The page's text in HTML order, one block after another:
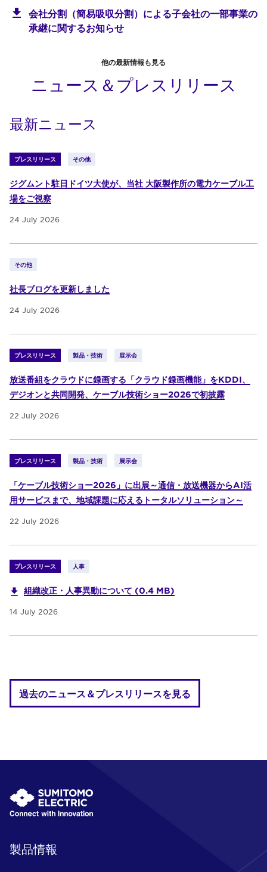
会社分割（簡易吸収分割）による子会社の一部事業の
承継に関するお知らせ
他の最新情報も見る
ニュース＆プレスリリース
最新ニュース
プレスリリース その他
ジグムント駐日ドイツ大使が、当社 大阪製作所の電力ケーブル工
場をご視察
24 July 2026
その他
社長ブログを更新しました
24 July 2026
プレスリリース 製品・技術 展示会
放送番組をクラウドに録画する「クラウド録画機能」をKDDI、
デジオンと共同開発、ケーブル技術ショー2026で初披露
22 July 2026
プレスリリース 製品・技術 展示会
「ケーブル技術ショー2026」に出展～通信・放送機器からAI活
用サービスまで、地域課題に応えるトータルソリューション～
22 July 2026
プレスリリース 人事
組織改正・人事異動について (0.4 MB)
14 July 2026
過去のニュース＆プレスリリースを見る
製品情報